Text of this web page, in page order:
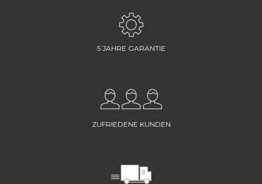
5 JAHRE GARANTIE
ZUFRIEDENE KUNDEN